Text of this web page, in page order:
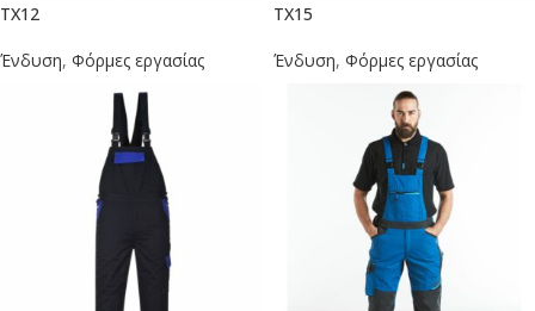
TX12
Ένδυση, Φόρμες εργασίας
TX15
Ένδυση, Φόρμες εργασίας